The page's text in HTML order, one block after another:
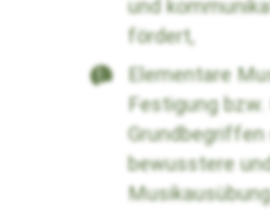
und
fördert,
Elementare
Festigung bzw.
bewusstere